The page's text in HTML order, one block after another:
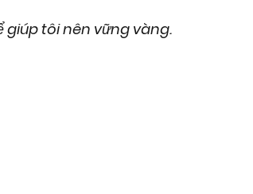
giúp tôi nên vững vàng.